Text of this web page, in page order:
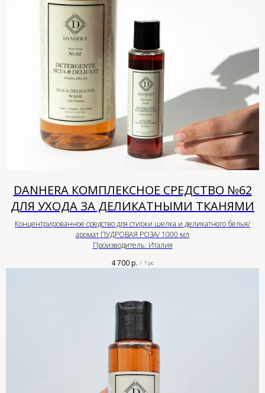
DANHERA КОМПЛЕКСНОЕ СРЕДСТВО №62
ДЛЯ УХОДА ЗА ДЕЛИКАТНЫМИ ТКАНЯМИ
Концентрированное средство для стирки шелка и деликатного белья/
аромат ПУДРОВАЯ РОЗА/ 1000 мл
Производитель: Италия
4 700р. / 1 pc